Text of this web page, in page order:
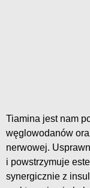
Tiamina jest nam
węglowodanów
nerwowej.
i powstrzymuje
synergicznie z